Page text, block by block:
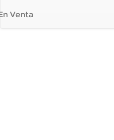
Venta